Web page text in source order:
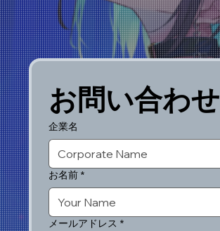
お問い合わせ
企業名
お名前 *
メールアドレス *